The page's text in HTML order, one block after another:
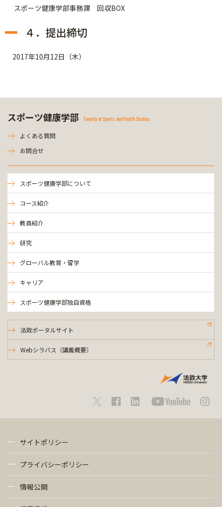
スポーツ健康学部事務課 回収BOX
４．提出締切
2017年10月12日（木）
スポーツ健康学部 Faculty of Sports and Health Studies
よくある質問
お問合せ
スポーツ健康学部について
コース紹介
教員紹介
研究
グローバル教育・留学
キャリア
スポーツ健康学部独自資格
法政ポータルサイト
Webシラバス（講義概要）
サイトポリシー
プライバシーポリシー
情報公開